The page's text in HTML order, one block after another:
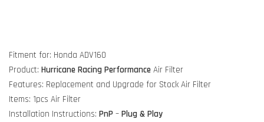
Fitment for: Honda ADV160
Product: Hurricane Racing Performance Air Filter
Features: Replacement and Upgrade for Stock Air Filter
Items: 1pcs Air Filter
Installation Instructions: PnP – Plug & Play